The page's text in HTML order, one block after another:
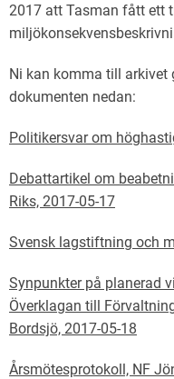
2017 att Tasman fått ett
Ni kan komma till arkivet
dokumenten nedan:
Politikersvar om
Debattartikel om
Riks, 2017-05-17
Svensk lagstiftning och
Synpunkter på planerad
Överklagan till
Bordsjö, 2017-05-18
Årsmötesprotokoll, NF